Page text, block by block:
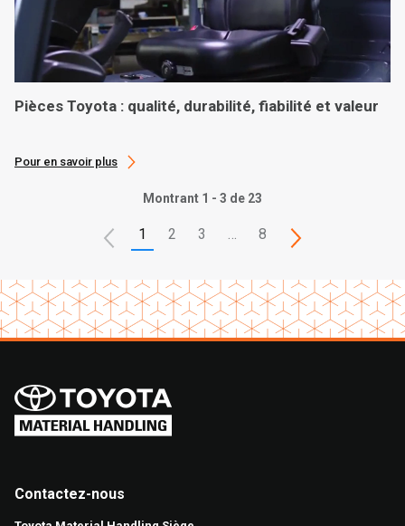
Pièces Toyota : qualité, durabilité, fiabilité et valeur
Pour en savoir plus
Montrant 1 - 3 de 23
1 2 3 … 8
Contactez-nous